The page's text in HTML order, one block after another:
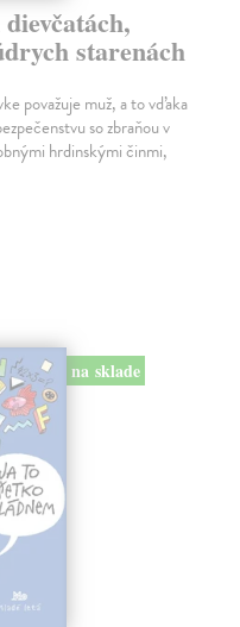
starenách
považuje muž, a to vďaka
so zbraňou v
hrdinskými činmi,
na sklade